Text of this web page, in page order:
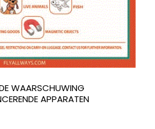
WAARSCHUWING
APPARATEN